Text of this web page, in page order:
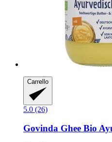
Carrello
5.0 (26)
Govinda Ghee Bio